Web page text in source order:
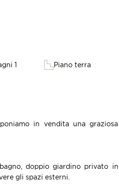
1 Piano terra
in vendita una graziosa
doppio giardino privato in
gli spazi esterni.